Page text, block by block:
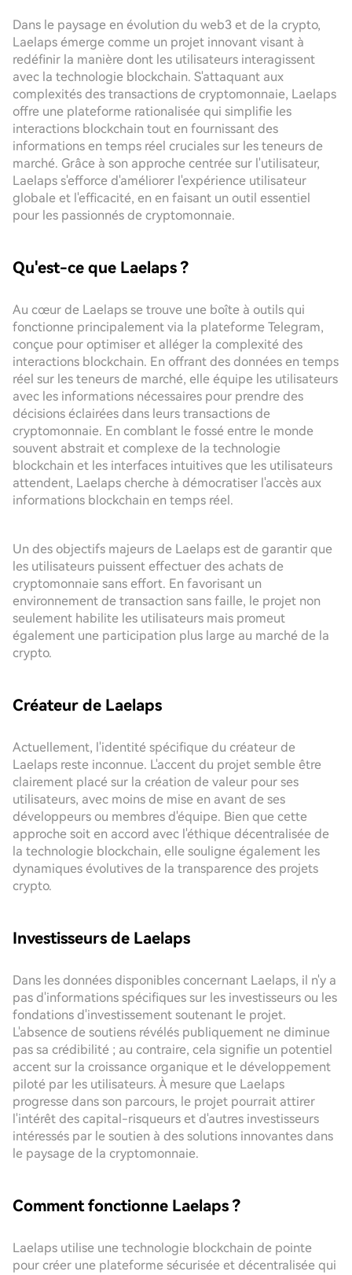
Dans le paysage en évolution du web3 et de la crypto,
Laelaps émerge comme un projet innovant visant à
redéfinir la manière dont les utilisateurs interagissent
avec la technologie blockchain. S'attaquant aux
complexités des transactions de cryptomonnaie, Laelaps
offre une plateforme rationalisée qui simplifie les
interactions blockchain tout en fournissant des
informations en temps réel cruciales sur les teneurs de
marché. Grâce à son approche centrée sur l'utilisateur,
Laelaps s'efforce d'améliorer l'expérience utilisateur
globale et l'efficacité, en en faisant un outil essentiel
pour les passionnés de cryptomonnaie.
Qu'est-ce que Laelaps ?
Au cœur de Laelaps se trouve une boîte à outils qui
fonctionne principalement via la plateforme Telegram,
conçue pour optimiser et alléger la complexité des
interactions blockchain. En offrant des données en temps
réel sur les teneurs de marché, elle équipe les utilisateurs
avec les informations nécessaires pour prendre des
décisions éclairées dans leurs transactions de
cryptomonnaie. En comblant le fossé entre le monde
souvent abstrait et complexe de la technologie
blockchain et les interfaces intuitives que les utilisateurs
attendent, Laelaps cherche à démocratiser l'accès aux
informations blockchain en temps réel.
Un des objectifs majeurs de Laelaps est de garantir que
les utilisateurs puissent effectuer des achats de
cryptomonnaie sans effort. En favorisant un
environnement de transaction sans faille, le projet non
seulement habilite les utilisateurs mais promeut
également une participation plus large au marché de la
crypto.
Créateur de Laelaps
Actuellement, l'identité spécifique du créateur de
Laelaps reste inconnue. L'accent du projet semble être
clairement placé sur la création de valeur pour ses
utilisateurs, avec moins de mise en avant de ses
développeurs ou membres d'équipe. Bien que cette
approche soit en accord avec l'éthique décentralisée de
la technologie blockchain, elle souligne également les
dynamiques évolutives de la transparence des projets
crypto.
Investisseurs de Laelaps
Dans les données disponibles concernant Laelaps, il n'y a
pas d'informations spécifiques sur les investisseurs ou les
fondations d'investissement soutenant le projet.
L'absence de soutiens révélés publiquement ne diminue
pas sa crédibilité ; au contraire, cela signifie un potentiel
accent sur la croissance organique et le développement
piloté par les utilisateurs. À mesure que Laelaps
progresse dans son parcours, le projet pourrait attirer
l'intérêt des capital-risqueurs et d'autres investisseurs
intéressés par le soutien à des solutions innovantes dans
le paysage de la cryptomonnaie.
Comment fonctionne Laelaps ?
Laelaps utilise une technologie blockchain de pointe
pour créer une plateforme sécurisée et décentralisée qui